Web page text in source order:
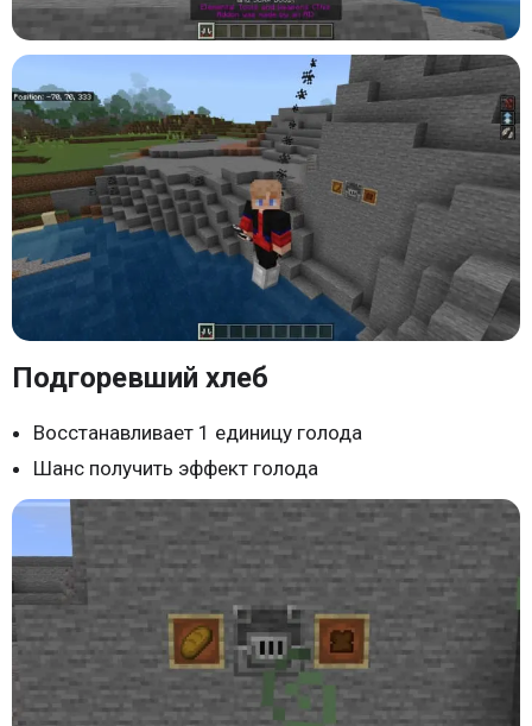
Подгоревший хлеб
Восстанавливает 1 единицу голода
Шанс получить эффект голода